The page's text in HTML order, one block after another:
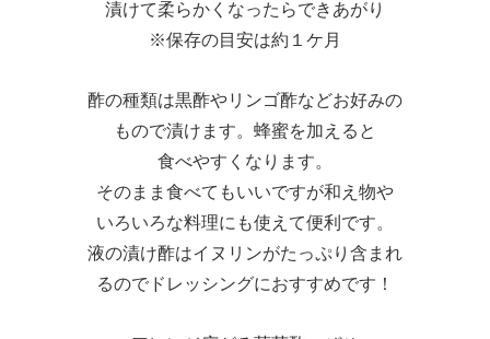
漬けて柔らかくなったらできあがり
※保存の目安は約１ケ月
酢の種類は黒酢やリンゴ酢などお好みの
もので漬けます。蜂蜜を加えると
食べやすくなります。
そのまま食べてもいいですが和え物や
いろいろな料理にも使えて便利です。
液の漬け酢はイヌリンがたっぷり含まれ
るのでドレッシングにおすすめです！